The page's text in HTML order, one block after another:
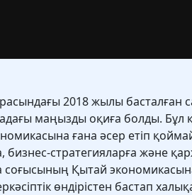
2018 жылы басталған
маңызды оқиға болды. Бұл
ғана әсер етіп
бизнес-стратегияларға және
соғысының Қытай
өндірістен бастап